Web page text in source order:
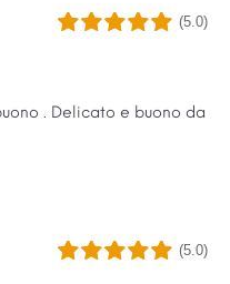
(5.0)
. Delicato e buono da
(5.0)